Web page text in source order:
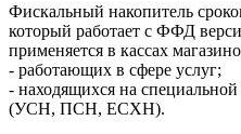
Фискальный накопитель
который работает с ФФД
применяется в кассах
- работающих в сфере услуг;
- находящихся на
(УСН, ПСН, ЕСХН).